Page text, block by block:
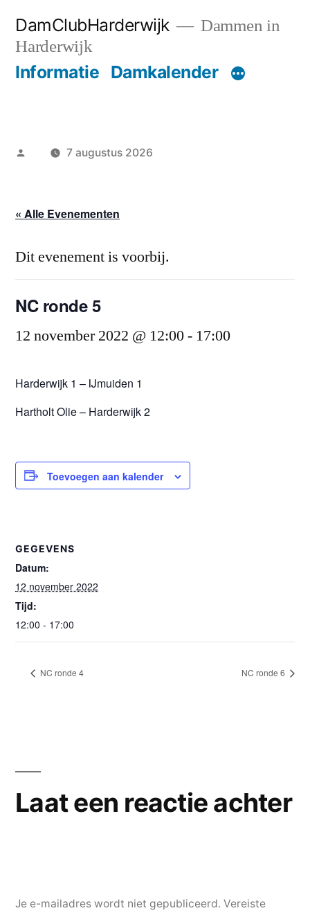
naar
DamClubHarderwijk
Dammen in
Harderwijk
Informatie Damkalender
Geplaatst7 augustus 2026
« Alle Evenementen
Dit evenement is voorbij.
NC ronde 5
12 november 2022 @ 12:00- 17:00
Harderwijk 1 – IJmuiden 1
Hartholt Olie – Harderwijk 2
Toevoegen aan kalender
GEGEVENS
Datum:
12 november 2022
Tijd:
12:00 - 17:00
NC ronde 4 NC ronde 6
Laat een reactie achter
Je e-mailadres wordt niet gepubliceerd. Vereiste